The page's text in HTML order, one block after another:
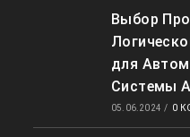
Выбор
для
Системы
05.06.2024 / 0